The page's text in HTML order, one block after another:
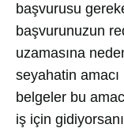
başvurusu
başvurunuzun
uzamasına
seyahatin
belgeler bu
iş için